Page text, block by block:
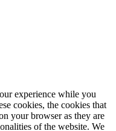
experience while you
cookies, the cookies that
your browser as they are
of the website. We